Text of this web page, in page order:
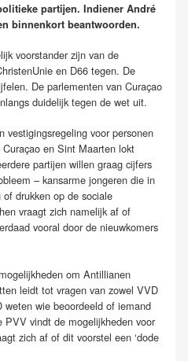
partijen. Indiener André
binnenkort beantwoorden.
voorstander zijn van de
en D66 tegen. De
De parlementen van Curaçao
duidelijk tegen de wet uit.
vestigingsregeling voor personen
en Sint Maarten lokt
partijen willen graag cijfers
– kansarme jongeren die in
of drukken op de sociale
vraagt zich namelijk af of
vooral door de nieuwkomers
om Antillianen
leidt tot vragen van zowel VVD
wie beoordeeld of iemand
PVV vindt de mogelijkheden voor
zich af of dit voorstel een ‘dode